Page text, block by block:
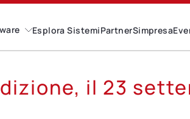
Esplora SistemiPartnerSimpresa
il 23